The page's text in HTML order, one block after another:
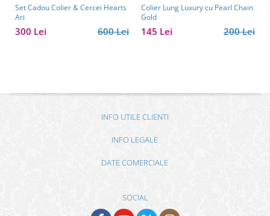
Set Cadou Colier & Cercei Hearts
Ari
600 Lei
300 Lei
Colier Lung Luxury cu Pearl Chain
Gold
200 Lei
145 Lei
INFO UTILE CLIENTI
INFO LEGALE
DATE COMERCIALE
SOCIAL